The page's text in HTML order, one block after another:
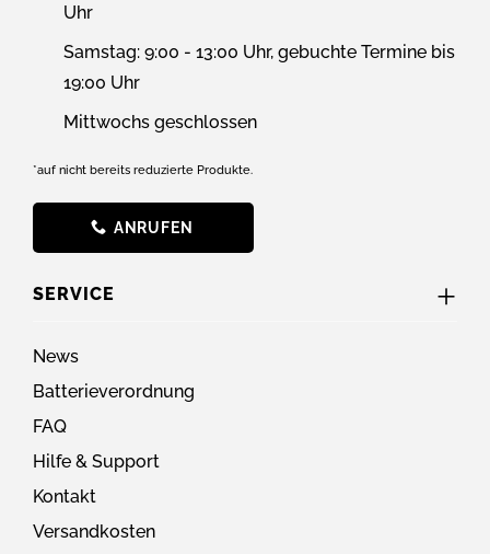
Uhr
Samstag: 9:00 - 13:00 Uhr, gebuchte Termine bis
19:00 Uhr
Mittwochs geschlossen
*auf nicht bereits reduzierte Produkte.
ANRUFEN
SERVICE
News
Batterieverordnung
FAQ
Hilfe & Support
Kontakt
Versandkosten